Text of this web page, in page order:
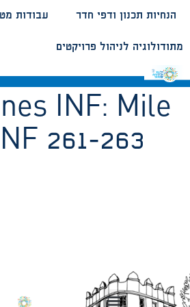
עבודות הנחיות תכנון ודפי חדר
מתודולוגיה לניהול פרויקטים
INF: Mile
261-263